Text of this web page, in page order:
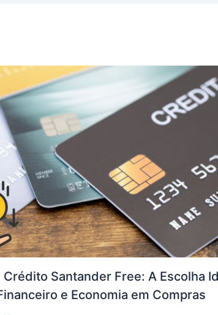
Santander Free: A Escolha
e Economia em Compras